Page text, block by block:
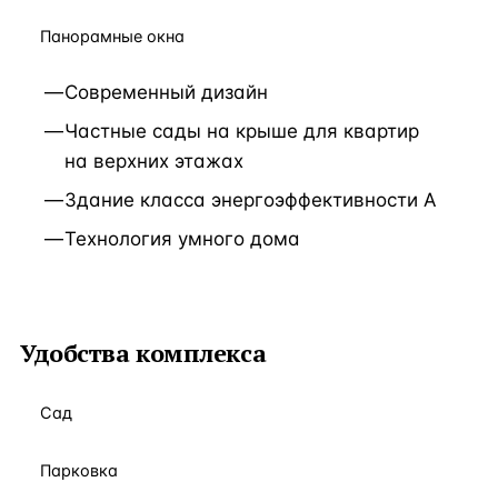
Панорамные окна
Современный дизайн
Частные сады на крыше для квартир
на верхних этажах
Здание класса энергоэффективности А
Технология умного дома
Удобства комплекса
Сад
Парковка